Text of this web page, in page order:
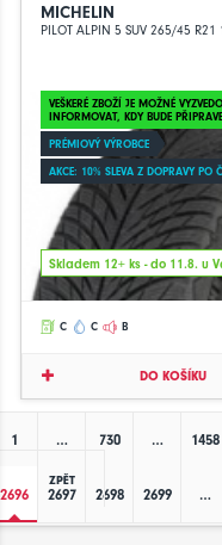
MICHELIN
PILOT ALPIN 5 SUV 265/45 R21
VEŠKERÉ ZBOŽÍ JE MOŽNÉ
INFORMOVAT, KDY BUDE
PRÉMIOVÝ VÝROBCE
AKCE: 10% SLEVA Z DOPRAVY PO
Skladem 12+ ks - do 11.8. u
C C B
DO KOŠÍKU
ZPĚT
1 … 730 … 1458
2696 2697 2698 2699 …